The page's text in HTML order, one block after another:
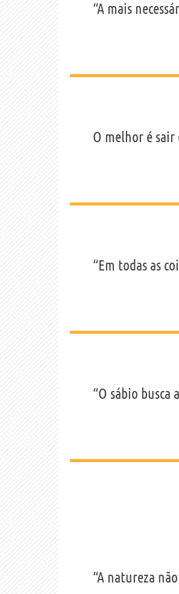
“A mais
O melhor é sair
“Em todas as
“O sábio busca
“A natureza